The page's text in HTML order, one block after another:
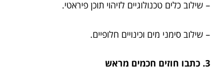
– שילוב כלים טכנולוגיים לזיהוי תוכן פיראטי.
– שילוב סימני מים וכינויים חלופיים.
3. כתבו חוזים חכמים מראש